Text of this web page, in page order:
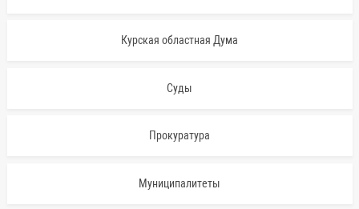
Курская областная Дума
Суды
Прокуратура
Муниципалитеты